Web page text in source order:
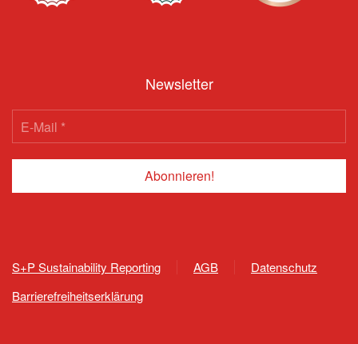
Newsletter
S+P Sustainability Reporting AGB
Datenschutz
Barrierefreiheitserklärung